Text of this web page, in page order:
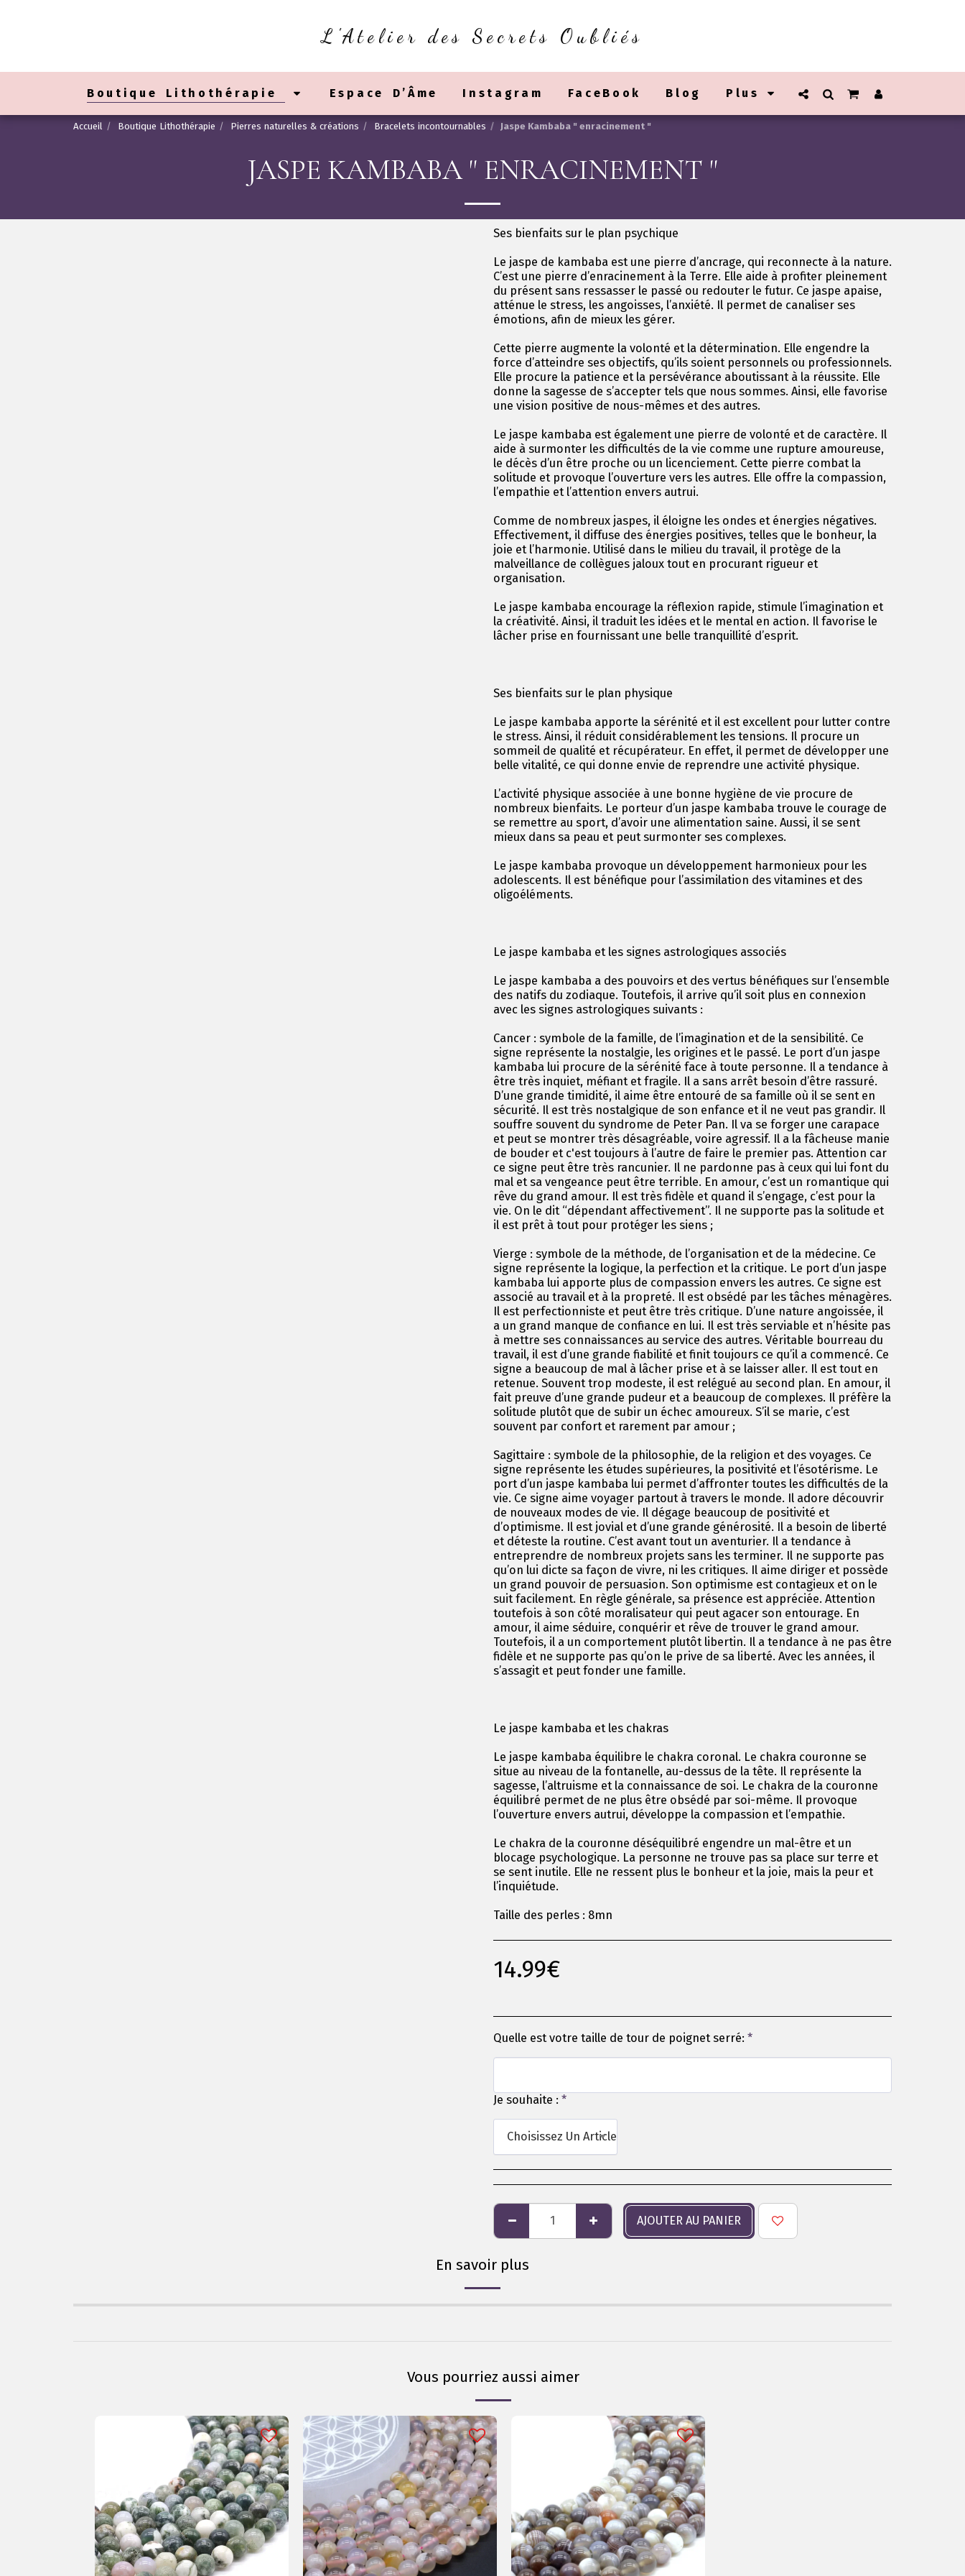
L'Atelier des Secrets Oubliés
Boutique Lithothérapie Espace D’Âme Instagram FaceBook Blog Plus
Accueil Boutique Lithothérapie Pierres naturelles & créations Bracelets incontournables Jaspe Kambaba " enracinement "
JASPE KAMBABA " ENRACINEMENT "
Ses bienfaits sur le plan psychique
Le jaspe de kambaba est une pierre d’ancrage, qui reconnecte à la nature.
C’est une pierre d’enracinement à la Terre. Elle aide à profiter pleinement
du présent sans ressasser le passé ou redouter le futur. Ce jaspe apaise,
atténue le stress, les angoisses, l’anxiété. Il permet de canaliser ses
émotions, afin de mieux les gérer.
Cette pierre augmente la volonté et la détermination. Elle engendre la
force d’atteindre ses objectifs, qu’ils soient personnels ou professionnels.
Elle procure la patience et la persévérance aboutissant à la réussite. Elle
donne la sagesse de s’accepter tels que nous sommes. Ainsi, elle favorise
une vision positive de nous-mêmes et des autres.
Le jaspe kambaba est également une pierre de volonté et de caractère. Il
aide à surmonter les difficultés de la vie comme une rupture amoureuse,
le décès d’un être proche ou un licenciement. Cette pierre combat la
solitude et provoque l’ouverture vers les autres. Elle offre la compassion,
l’empathie et l’attention envers autrui.
Comme de nombreux jaspes, il éloigne les ondes et énergies négatives.
Effectivement, il diffuse des énergies positives, telles que le bonheur, la
joie et l’harmonie. Utilisé dans le milieu du travail, il protège de la
malveillance de collègues jaloux tout en procurant rigueur et
organisation.
Le jaspe kambaba encourage la réflexion rapide, stimule l’imagination et
la créativité. Ainsi, il traduit les idées et le mental en action. Il favorise le
lâcher prise en fournissant une belle tranquillité d’esprit.
Ses bienfaits sur le plan physique
Le jaspe kambaba apporte la sérénité et il est excellent pour lutter contre
le stress. Ainsi, il réduit considérablement les tensions. Il procure un
sommeil de qualité et récupérateur. En effet, il permet de développer une
belle vitalité, ce qui donne envie de reprendre une activité physique.
L’activité physique associée à une bonne hygiène de vie procure de
nombreux bienfaits. Le porteur d’un jaspe kambaba trouve le courage de
se remettre au sport, d’avoir une alimentation saine. Aussi, il se sent
mieux dans sa peau et peut surmonter ses complexes.
Le jaspe kambaba provoque un développement harmonieux pour les
adolescents. Il est bénéfique pour l’assimilation des vitamines et des
oligoéléments.
Le jaspe kambaba et les signes astrologiques associés
Le jaspe kambaba a des pouvoirs et des vertus bénéfiques sur l’ensemble
des natifs du zodiaque. Toutefois, il arrive qu’il soit plus en connexion
avec les signes astrologiques suivants :
Cancer : symbole de la famille, de l’imagination et de la sensibilité. Ce
signe représente la nostalgie, les origines et le passé. Le port d’un jaspe
kambaba lui procure de la sérénité face à toute personne. Il a tendance à
être très inquiet, méfiant et fragile. Il a sans arrêt besoin d’être rassuré.
D’une grande timidité, il aime être entouré de sa famille où il se sent en
sécurité. Il est très nostalgique de son enfance et il ne veut pas grandir. Il
souffre souvent du syndrome de Peter Pan. Il va se forger une carapace
et peut se montrer très désagréable, voire agressif. Il a la fâcheuse manie
de bouder et c'est toujours à l’autre de faire le premier pas. Attention car
ce signe peut être très rancunier. Il ne pardonne pas à ceux qui lui font du
mal et sa vengeance peut être terrible. En amour, c’est un romantique qui
rêve du grand amour. Il est très fidèle et quand il s’engage, c’est pour la
vie. On le dit “dépendant affectivement”. Il ne supporte pas la solitude et
il est prêt à tout pour protéger les siens ;
Vierge : symbole de la méthode, de l’organisation et de la médecine. Ce
signe représente la logique, la perfection et la critique. Le port d’un jaspe
kambaba lui apporte plus de compassion envers les autres. Ce signe est
associé au travail et à la propreté. Il est obsédé par les tâches ménagères.
Il est perfectionniste et peut être très critique. D’une nature angoissée, il
a un grand manque de confiance en lui. Il est très serviable et n’hésite pas
à mettre ses connaissances au service des autres. Véritable bourreau du
travail, il est d’une grande fiabilité et finit toujours ce qu’il a commencé. Ce
signe a beaucoup de mal à lâcher prise et à se laisser aller. Il est tout en
retenue. Souvent trop modeste, il est relégué au second plan. En amour, il
fait preuve d’une grande pudeur et a beaucoup de complexes. Il préfère la
solitude plutôt que de subir un échec amoureux. S’il se marie, c’est
souvent par confort et rarement par amour ;
Sagittaire : symbole de la philosophie, de la religion et des voyages. Ce
signe représente les études supérieures, la positivité et l’ésotérisme. Le
port d’un jaspe kambaba lui permet d’affronter toutes les difficultés de la
vie. Ce signe aime voyager partout à travers le monde. Il adore découvrir
de nouveaux modes de vie. Il dégage beaucoup de positivité et
d’optimisme. Il est jovial et d’une grande générosité. Il a besoin de liberté
et déteste la routine. C’est avant tout un aventurier. Il a tendance à
entreprendre de nombreux projets sans les terminer. Il ne supporte pas
qu’on lui dicte sa façon de vivre, ni les critiques. Il aime diriger et possède
un grand pouvoir de persuasion. Son optimisme est contagieux et on le
suit facilement. En règle générale, sa présence est appréciée. Attention
toutefois à son côté moralisateur qui peut agacer son entourage. En
amour, il aime séduire, conquérir et rêve de trouver le grand amour.
Toutefois, il a un comportement plutôt libertin. Il a tendance à ne pas être
fidèle et ne supporte pas qu’on le prive de sa liberté. Avec les années, il
s’assagit et peut fonder une famille.
Le jaspe kambaba et les chakras
Le jaspe kambaba équilibre le chakra coronal. Le chakra couronne se
situe au niveau de la fontanelle, au-dessus de la tête. Il représente la
sagesse, l’altruisme et la connaissance de soi. Le chakra de la couronne
équilibré permet de ne plus être obsédé par soi-même. Il provoque
l’ouverture envers autrui, développe la compassion et l’empathie.
Le chakra de la couronne déséquilibré engendre un mal-être et un
blocage psychologique. La personne ne trouve pas sa place sur terre et
se sent inutile. Elle ne ressent plus le bonheur et la joie, mais la peur et
l’inquiétude.
Taille des perles : 8mn
14.99€
Quelle est votre taille de tour de poignet serré: *
Je souhaite : *
Choisissez Un Article
AJOUTER AU PANIER
En savoir plus
Vous pourriez aussi aimer